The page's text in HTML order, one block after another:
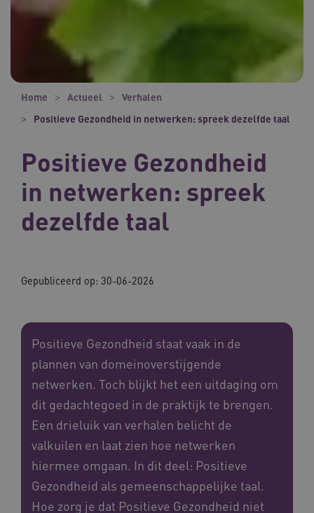
Home Actueel
Verhalen
Positieve Gezondheid in netwerken: spreek dezelfde taal
Positieve Gezondheid
in netwerken: spreek
dezelfde taal
Gepubliceerd op: 30-06-2026
Positieve Gezondheid staat vaak in de
plannen van domeinoverstijgende
netwerken. Toch blijkt het een uitdaging om
dit gedachtegoed in de praktijk te brengen.
Een drieluik van verhalen belicht de
valkuilen en laat zien hoe netwerken
hiermee omgaan. In dit deel: Positieve
Gezondheid als gemeenschappelijke taal.
Hoe zorg je dat Positieve Gezondheid niet